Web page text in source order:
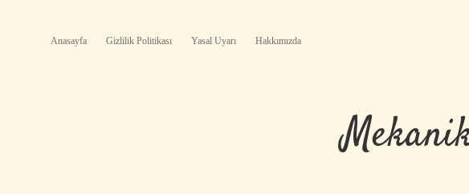
Anasayfa Gizlilik Politikası Yasal Uyarı Hakkımızda